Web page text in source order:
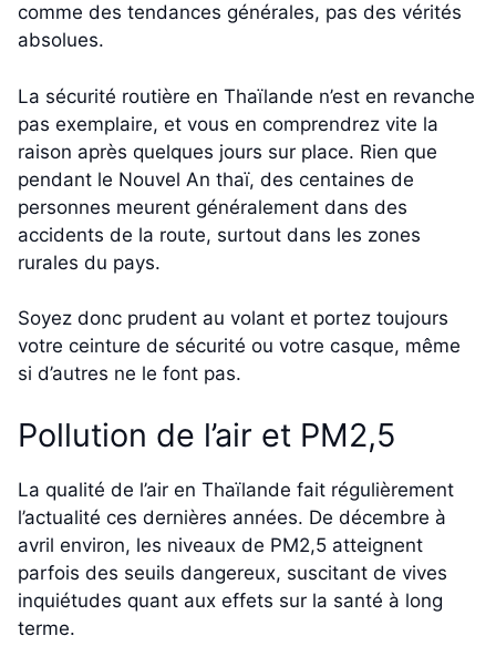
comme des tendances générales, pas des vérités
absolues.
La sécurité routière en Thaïlande n’est en revanche
pas exemplaire, et vous en comprendrez vite la
raison après quelques jours sur place. Rien que
pendant le Nouvel An thaï, des centaines de
personnes meurent généralement dans des
accidents de la route, surtout dans les zones
rurales du pays.
Soyez donc prudent au volant et portez toujours
votre ceinture de sécurité ou votre casque, même
si d’autres ne le font pas.
Pollution de l’air et PM2,5
La qualité de l’air en Thaïlande fait régulièrement
l’actualité ces dernières années. De décembre à
avril environ, les niveaux de PM2,5 atteignent
parfois des seuils dangereux, suscitant de vives
inquiétudes quant aux effets sur la santé à long
terme.